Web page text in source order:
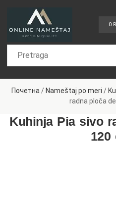
0
Почетна / Nameštaj po meri /
radna ploča
Kuhinja Pia sivo
120